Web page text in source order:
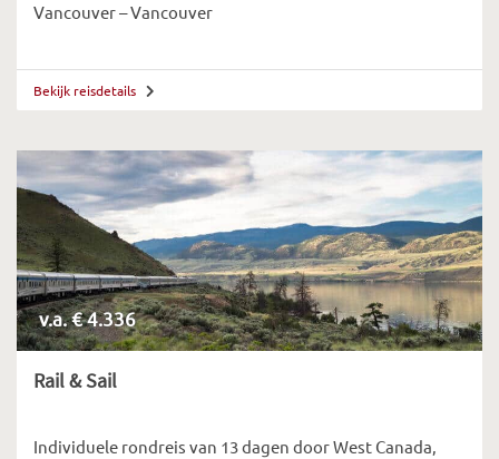
Vancouver – Vancouver
Bekijk reisdetails
v.a. € 4.336
Rail & Sail
Individuele rondreis van 13 dagen door West Canada,